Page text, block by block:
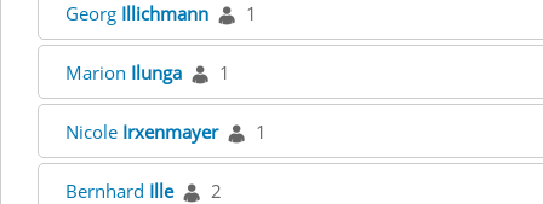
Georg Illichmann 1
Marion Ilunga 1
Nicole Irxenmayer 1
Bernhard Ille 2